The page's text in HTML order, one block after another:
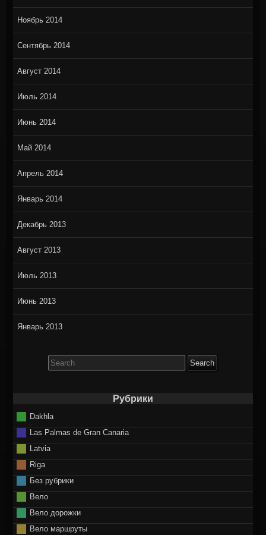
Ноябрь 2014
Сентябрь 2014
Август 2014
Июль 2014
Июнь 2014
Май 2014
Апрель 2014
Январь 2014
Декабрь 2013
Август 2013
Июль 2013
Июнь 2013
Январь 2013
for:
Рубрики
Dakhla
Las Palmas de Gran Canaria
Latvia
Riga
Без рубрики
Вело
Вело дорожки
Вело маршруты